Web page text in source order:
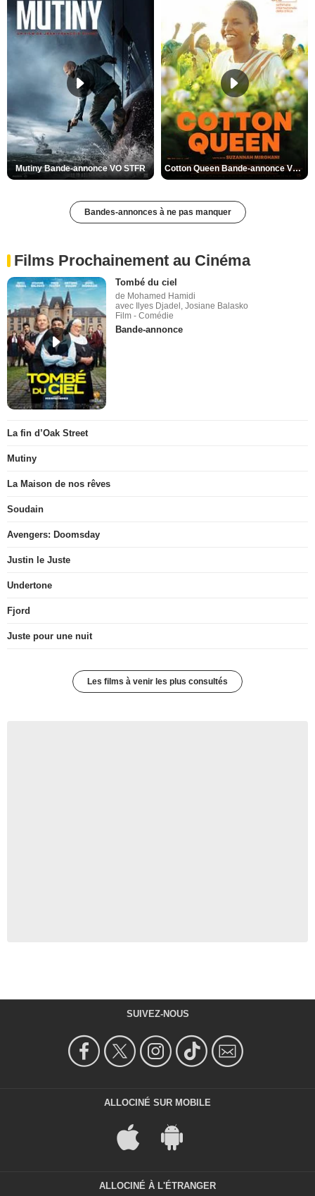
Mutiny Bande-annonce VO STFR Cotton Queen Bande-annonce VO STFR
Bandes-annonces à ne pas manquer
Films Prochainement au Cinéma
Tombé du ciel
de Mohamed Hamidi
avec Ilyes Djadel, Josiane Balasko
Film - Comédie
Bande-annonce
La fin d’Oak Street
Mutiny
La Maison de nos rêves
Soudain
Avengers: Doomsday
Justin le Juste
Undertone
Fjord
Juste pour une nuit
Les films à venir les plus consultés
SUIVEZ-NOUS
ALLOCINÉ SUR MOBILE
ALLOCINÉ À L'ÉTRANGER